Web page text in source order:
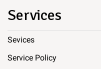
Services
Sevices
Service Policy